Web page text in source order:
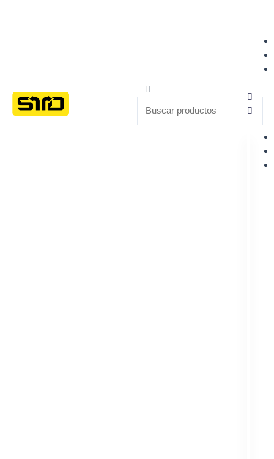
BuscarBuscar